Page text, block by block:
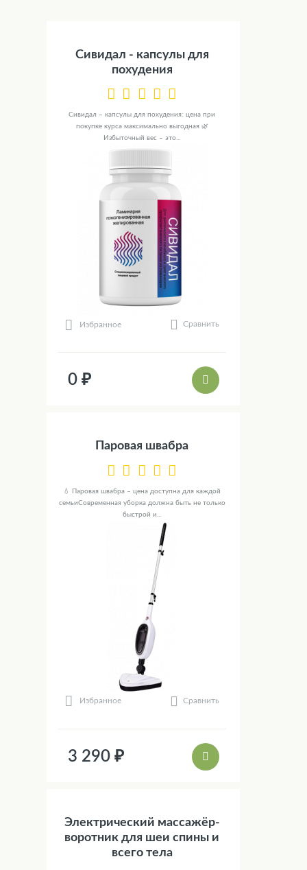
Сивидал - капсулы для
похудения
Сивидал – капсулы для похудения: цена при
покупке курса максимально выгодная 🌿
Избыточный вес – это...
Избранное Сравнить
0 ₽
Паровая швабра
💧 Паровая швабра – цена доступна для каждой
семьиСовременная уборка должна быть не только
быстрой и...
Избранное Сравнить
3 290 ₽
Электрический массажёр-
воротник для шеи спины и
всего тела